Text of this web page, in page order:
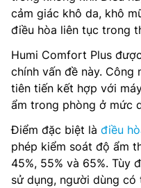
cảm giác khô da, khô
điều hòa liên tục trong
Humi Comfort Plus
chính vấn đề này. Công
tiên tiến kết hợp với
ẩm trong phòng ở mức
Điểm đặc biệt là điều
phép kiểm soát độ ẩm
45%, 55% và 65%. Tùy
sử dụng, người dùng